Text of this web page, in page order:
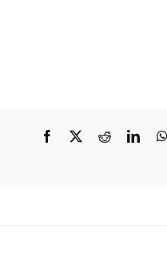
Facebook Reddit